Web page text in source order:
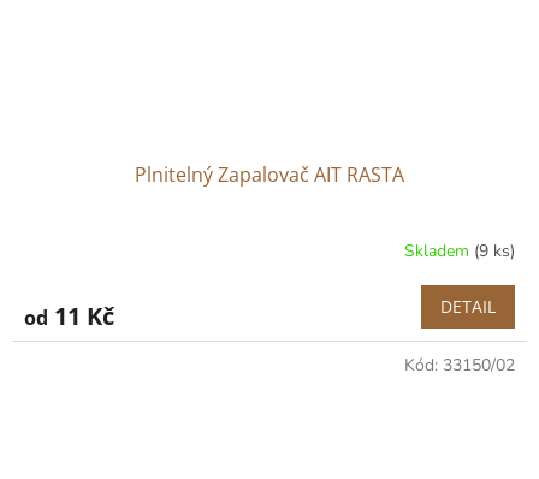
Plnitelný Zapalovač AIT RASTA
Skladem (9 ks)
od 11 Kč DETAIL
Kód: 33150/02